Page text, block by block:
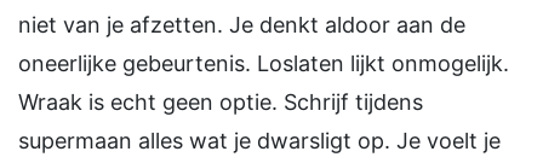
niet van je afzetten. Je denkt aldoor aan de
oneerlijke gebeurtenis. Loslaten lijkt onmogelijk.
Wraak is echt geen optie. Schrijf tijdens
supermaan alles wat je dwarsligt op. Je voelt je